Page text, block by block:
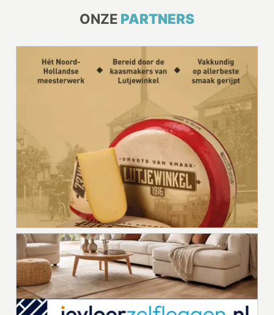
ONZE PARTNERS